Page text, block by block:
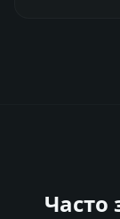
Часто